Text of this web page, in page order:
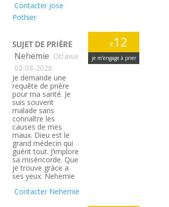
Contacter Jose
Pothier
x12
je m’engage à prier
SUJET DE PRIÈRE
Nehemie Ottawa
02-08-2026
Je demande une
requête de prière
pour ma santé. Je
suis souvent
malade sans
connaître les
causes de mes
maux. Dieu est le
grand médecin qui
guérit tout. J’implore
sa miséricorde. Que
je trouve gràce a
ses yeux. Nehemie
Contacter Nehemie